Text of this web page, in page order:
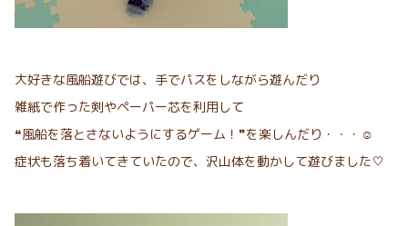
大好きな風船遊びでは、手でパスをしながら遊んだり
雑紙で作った剣やペーパー芯を利用して
❝風船を落とさないようにするゲーム！❞を楽しんだり・・・☺︎
症状も落ち着いてきていたので、沢山体を動かして遊びました♡